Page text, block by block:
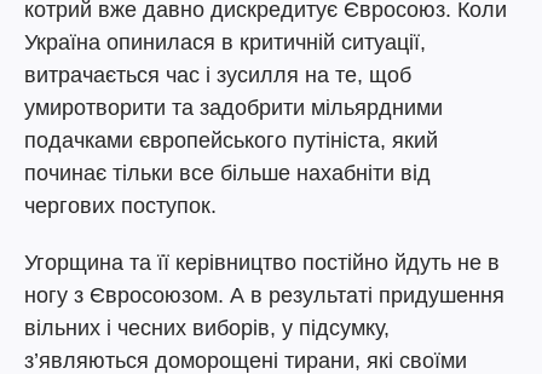
котрий вже давно дискредитує Євросоюз. Коли
Україна опинилася в критичній ситуації,
витрачається час і зусилля на те, щоб
умиротворити та задобрити мільярдними
подачками європейського путініста, який
починає тільки все більше нахабніти від
чергових поступок.
Угорщина та її керівництво постійно йдуть не в
ногу з Євросоюзом. А в результаті придушення
вільних і чесних виборів, у підсумку,
з’являються доморощені тирани, які своїми